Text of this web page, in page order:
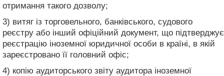
отримання такого дозволу;
3) витяг із торговельного, банківського, судового
реєстру або інший офіційний документ, що підтверджує
реєстрацію іноземної юридичної особи в країні, в якій
зареєстровано її головний офіс;
4) копію аудиторського звіту аудитора іноземної